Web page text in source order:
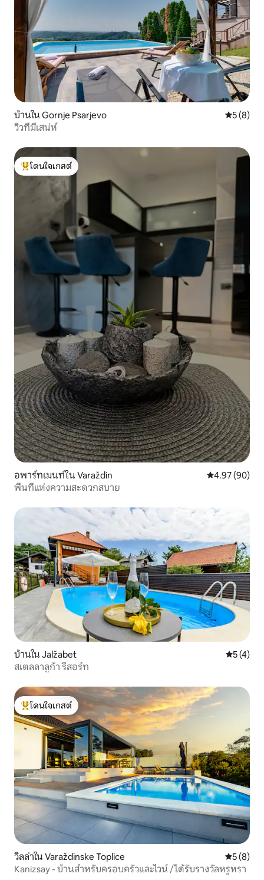
บ้านใน Gornje Psarjevo คะแนนเฉ
5 (8)
วิวที่มีเสน่ห์
โดนใจเกสต์ที่สุด
โดนใจเกสต์
อพาร์ทเมนท์ใน Varaždin คะแนนเฉลี่ย
4.97 (90)
พื้นที่แห่งความสะดวกสบาย
บ้านใน Jalžabet คะแนนเฉ
5 (4)
สเตลลาลูก้า รีสอร์ท
โดนใจเกสต์ที่สุด
โดนใจเกสต์
วิลล่าใน Varaždinske Toplice คะแนนเฉ
5 (8)
Kanizsay - บ้านสำหรับครอบครัวและไวน์ / ได้รับรางวัลหรูหรา